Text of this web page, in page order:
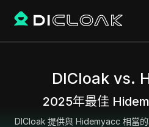
DICloak vs.
2025年最佳
DICloak 提供與 Hidemyacc 相當的